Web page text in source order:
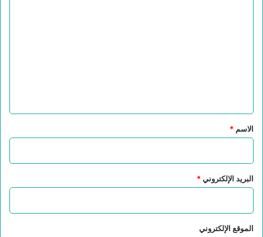
*
الاسم *
البريد الإلكتروني*
الموقع الإلكتروني